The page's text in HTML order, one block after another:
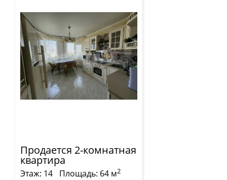
Продается 2-комнатная
квартира
Этаж: 14 Площадь: 64 м2